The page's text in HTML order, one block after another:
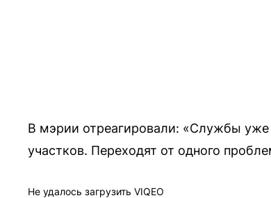
В мэрии отреагировали: «Службы уже
участков. Переходят от одного
Не удалось загрузить VIQEO